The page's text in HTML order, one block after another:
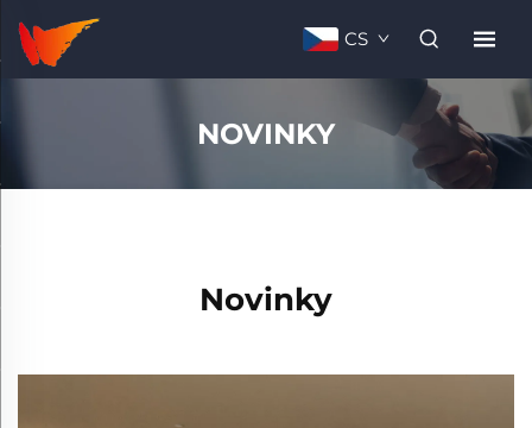
CS
NOVINKY
Novinky